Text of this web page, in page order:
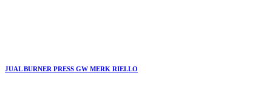
JUAL BURNER PRESS GW MERK RIELLO